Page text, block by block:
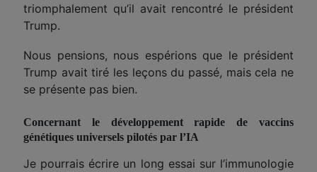
triomphalement qu’il avait rencontré le président
Trump.
Nous pensions, nous espérions que le président
Trump avait tiré les leçons du passé, mais cela ne
se présente pas bien.
Concernant le développement rapide de vaccins
génétiques universels pilotés par l’IA
Je pourrais écrire un long essai sur l’immunologie